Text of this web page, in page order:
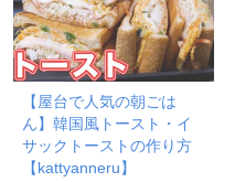
【屋台で人気の朝ごは
ん】韓国風トースト・イ
サックトーストの作り方
【kattyanneru】